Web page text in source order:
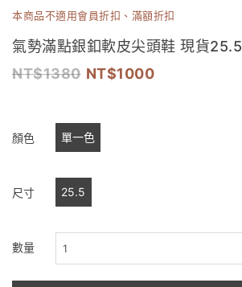
本商品不適用會員折扣、滿額折扣
氣勢滿點銀釦軟皮尖頭鞋 現貨25.5
1380
1000
顏色 單一色
尺寸 25.5
數量